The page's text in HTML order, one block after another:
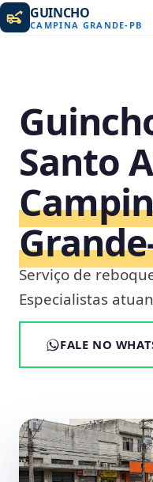
GUINCHO
CAMPINA GRANDE- PB
Santo
Serviço de
Especialistas
FALE NO